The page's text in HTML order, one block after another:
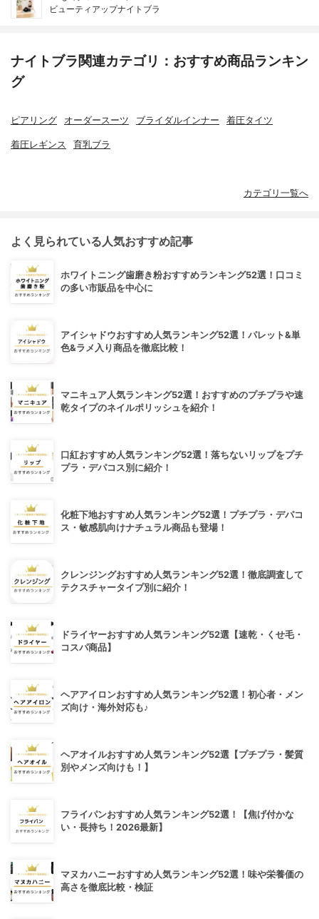
ビューティアップナイトブラ
ナイトブラ関連カテゴリ：おすすめ商品ランキン
グ
ピアリング オーダースーツ ブライダルインナー 着圧タイツ
着圧レギンス 育乳ブラ
カテゴリ一覧へ
よく見られている人気おすすめ記事
ホワイトニング歯磨き粉おすすめランキング52選！口コミ
の多い市販品を中心に
アイシャドウおすすめ人気ランキング52選！パレット&単
色&ラメ入り商品を徹底比較！
マニキュア人気ランキング52選！おすすめのプチプラや速
乾タイプのネイルポリッシュを紹介！
口紅おすすめ人気ランキング52選！落ちないリップをプチ
プラ・デパコス別に紹介！
化粧下地おすすめ人気ランキング52選！プチプラ・デパコ
ス・敏感肌向けナチュラル商品も登場！
クレンジングおすすめ人気ランキング52選！徹底調査して
テクスチャータイプ別に紹介！
ドライヤーおすすめ人気ランキング52選【速乾・くせ毛・
コスパ商品】
ヘアアイロンおすすめ人気ランキング52選！初心者・メン
ズ向け・海外対応も♪
ヘアオイルおすすめ人気ランキング52選【プチプラ・髪質
別やメンズ向けも！】
フライパンおすすめ人気ランキング52選！【焦げ付かな
い・長持ち！2026最新】
マヌカハニーおすすめ人気ランキング52選！味や栄養価の
高さを徹底比較・検証